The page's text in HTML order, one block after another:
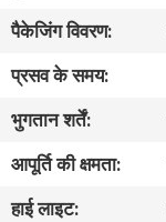
गुणवत्ता
नियंत्रण
संपर्क
करें
पैकेजिंग विवरण:
प्रसव के समय:
भुगतान शर्तें:
आपूर्ति की क्षमता:
हाई लाइट: